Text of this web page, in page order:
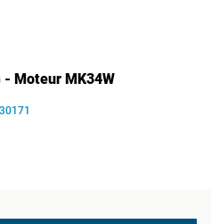
- Moteur MK34W